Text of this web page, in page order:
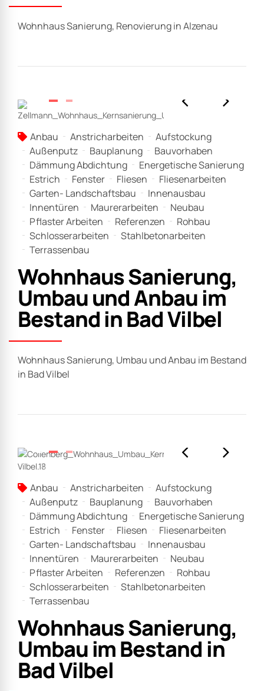
Wohnhaus Sanierung, Renovierung in Alzenau
Anbau Anstricharbeiten
Aufstockung
Außenputz
Bauplanung
Bauvorhaben
Dämmung Abdichtung
Energetische Sanierung
Estrich
Fenster Fliesen
Fliesenarbeiten
Garten- Landschaftsbau
Innenausbau
Innentüren
Maurerarbeiten
Neubau
Pflaster Arbeiten
Referenzen
Rohbau
Schlosserarbeiten
Stahlbetonarbeiten
Terrassenbau
Wohnhaus Sanierung,
Umbau und Anbau im
Bestand in Bad Vilbel
Wohnhaus Sanierung, Umbau und Anbau im Bestand
in Bad Vilbel
Anbau Anstricharbeiten
Aufstockung
Außenputz
Bauplanung
Bauvorhaben
Dämmung Abdichtung
Energetische Sanierung
Estrich
Fenster Fliesen
Fliesenarbeiten
Garten- Landschaftsbau
Innenausbau
Innentüren
Maurerarbeiten
Neubau
Pflaster Arbeiten
Referenzen
Rohbau
Schlosserarbeiten
Stahlbetonarbeiten
Terrassenbau
Wohnhaus Sanierung,
Umbau im Bestand in
Bad Vilbel